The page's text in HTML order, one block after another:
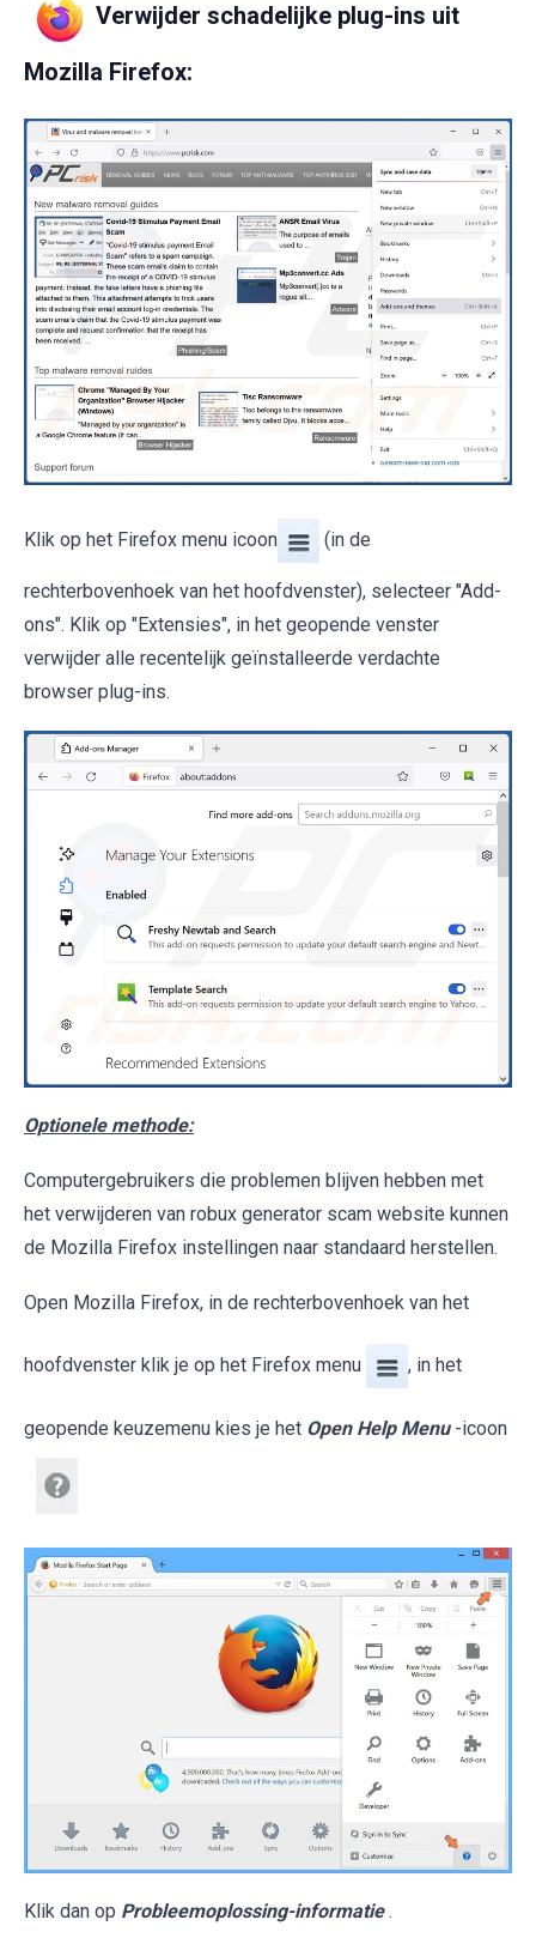
Verwijder schadelijke plug-ins uit
Mozilla Firefox:
Klik op het Firefox menu icoon (in de
rechterbovenhoek van het hoofdvenster), selecteer "Add-
ons". Klik op "Extensies", in het geopende venster
verwijder alle recentelijk geïnstalleerde verdachte
browser plug-ins.
Optionele methode:
Computergebruikers die problemen blijven hebben met
het verwijderen van robux generator scam website kunnen
de Mozilla Firefox instellingen naar standaard herstellen.
Open Mozilla Firefox, in de rechterbovenhoek van het
hoofdvenster klik je op het Firefox menu , in het
geopende keuzemenu kies je het Open Help Menu -icoon
Klik dan op Probleemoplossing-informatie .